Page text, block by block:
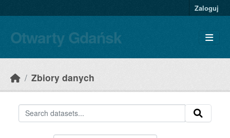
Zaloguj
Otwarty Gdańsk
Zbiory danych